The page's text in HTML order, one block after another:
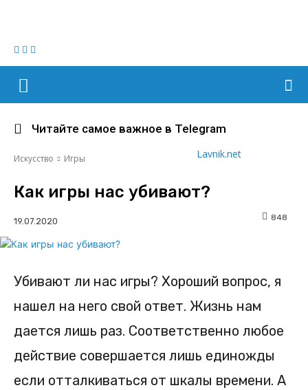
Lavnik.net
Читайте самое важное в Telegram
Искусство Игры
Как игры нас убивают?
848
Убивают ли нас игры? Хороший вопрос, я
нашел на него свой ответ. Жизнь нам
дается лишь раз. Соответственно любое
действие совершается лишь единожды
если отталкиваться от шкалы времени. А